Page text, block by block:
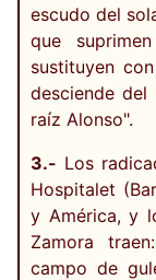
escudo del
que
sustituyen
desciende
raíz Alonso".
3.- Los
Hospitalet
y América, y
Zamora
campo de